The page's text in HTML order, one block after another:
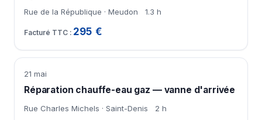
Rue de la République · Meudon 1.3 h
295 €
21 mai
Réparation chauffe-eau gaz — vanne d'arrivée
Rue Charles Michels · Saint-Denis 2 h